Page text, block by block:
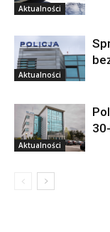
Aktualności
Aktualności
Aktualności